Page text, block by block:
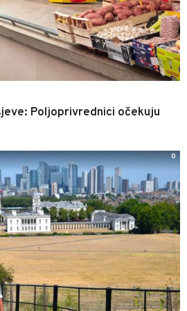
Poljoprivrednici očekuju
0